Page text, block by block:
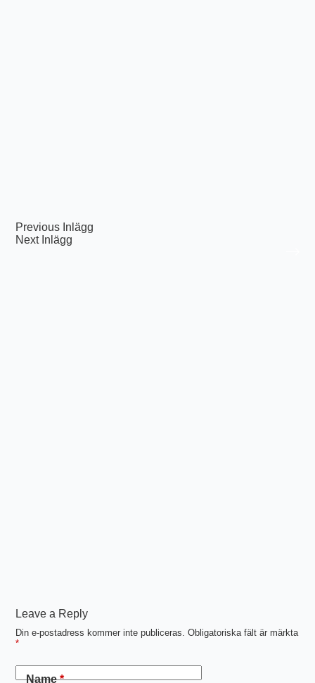
Previous Inlägg
Next Inlägg
Leave a Reply
Din e-postadress kommer inte publiceras. Obligatoriska fält är märkta
*
Name*